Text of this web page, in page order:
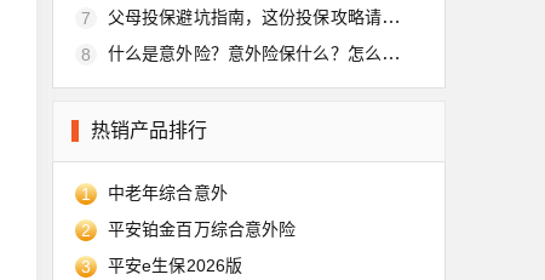
7
父母投保避坑指南，这份投保攻略请收好
8
什么是意外险？意外险保什么？怎么买？
热销产品排行
1
中老年综合意外
2
平安铂金百万综合意外险
3
平安e生保2026版